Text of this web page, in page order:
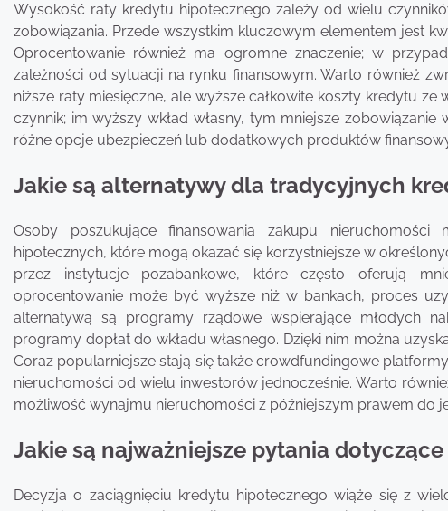
Wysokość raty kredytu hipotecznego zależy od wielu
zobowiązania. Przede wszystkim kluczowym elementem jest
Oprocentowanie również ma ogromne znaczenie; w
zależności od sytuacji na rynku finansowym. Warto również
niższe raty miesięczne, ale wyższe całkowite koszty kredytu
czynnik; im wyższy wkład własny, tym mniejsze
różne opcje ubezpieczeń lub dodatkowych produktów
Jakie są alternatywy dla tradycyjnych
Osoby poszukujące finansowania zakupu
hipotecznych, które mogą okazać się korzystniejsze w
przez instytucje pozabankowe, które często oferują
oprocentowanie może być wyższe niż w bankach, proces
alternatywą są programy rządowe wspierające młodych
programy dopłat do wkładu własnego. Dzięki nim można
Coraz popularniejsze stają się także crowdfundingowe
nieruchomości od wielu inwestorów jednocześnie. Warto
możliwość wynajmu nieruchomości z późniejszym prawem do
Jakie są najważniejsze pytania
Decyzja o zaciągnięciu kredytu hipotecznego wiąże się z